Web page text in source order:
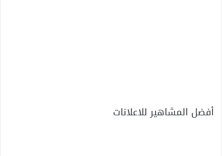
أفضل المشاهير للاعلانات